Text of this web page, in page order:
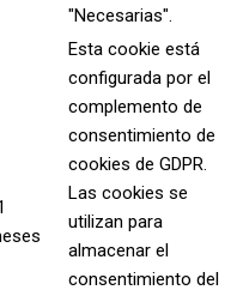
"Necesarias".
Esta cookie está
configurada por el
complemento de
consentimiento de
cookies de GDPR.
Las cookies se
utilizan para
almacenar el
consentimiento del